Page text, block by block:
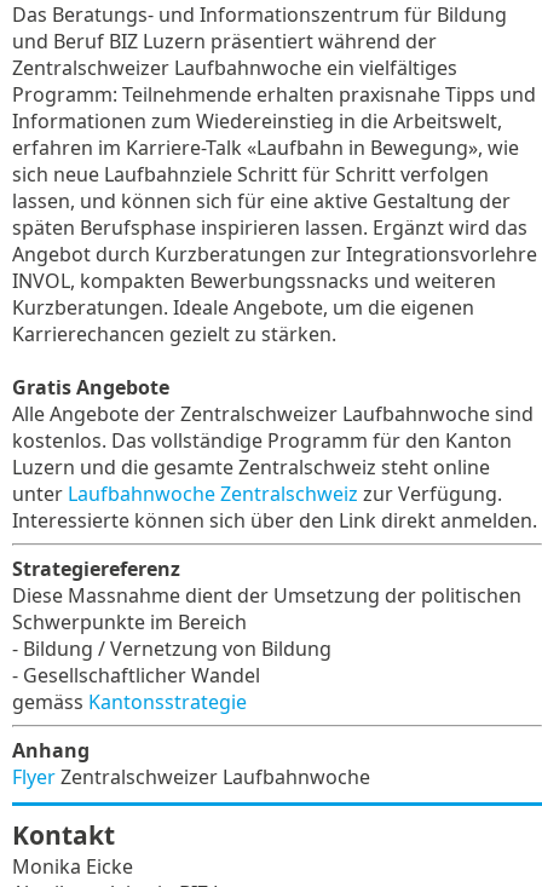
Das Beratungs- und Informationszentrum für Bildung
und Beruf BIZ Luzern präsentiert während der
Zentralschweizer Laufbahnwoche ein vielfältiges
Programm: Teilnehmende erhalten praxisnahe Tipps und
Informationen zum Wiedereinstieg in die Arbeitswelt,
erfahren im Karriere-Talk «Laufbahn in Bewegung», wie
sich neue Laufbahnziele Schritt für Schritt verfolgen
lassen, und können sich für eine aktive Gestaltung der
späten Berufsphase inspirieren lassen. Ergänzt wird das
Angebot durch Kurzberatungen zur Integrationsvorlehre
INVOL, kompakten Bewerbungssnacks und weiteren
Kurzberatungen. Ideale Angebote, um die eigenen
Karrierechancen gezielt zu stärken.
Gratis Angebote
Alle Angebote der Zentralschweizer Laufbahnwoche sind
kostenlos. Das vollständige Programm für den Kanton
Luzern und die gesamte Zentralschweiz steht online
unter Laufbahnwoche Zentralschweiz zur Verfügung.
Interessierte können sich über den Link direkt anmelden.
Strategiereferenz
Diese Massnahme dient der Umsetzung der politischen
Schwerpunkte im Bereich
- Bildung / Vernetzung von Bildung
- Gesellschaftlicher Wandel
gemäss Kantonsstrategie
Anhang
FlyerZentralschweizer Laufbahnwoche
Kontakt
Monika Eicke